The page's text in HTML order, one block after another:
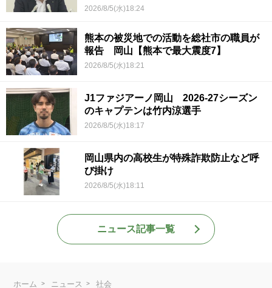
2026/8/5(水)18:24
熊本の被災地での活動を総社市の職員が
報告 岡山【熊本で最大震度7】
2026/8/5(水)18:21
J1ファジアーノ岡山 2026-27シーズン
のキャプテンは竹内涼選手
2026/8/5(水)18:17
岡山県内の高校生が特殊詐欺防止など呼
び掛け
2026/8/5(水)18:11
ニュース記事一覧
ホーム ニュース
社会